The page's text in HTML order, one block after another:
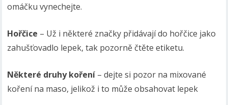
omáčku vynechejte.
Hořčice – Už i některé značky přidávají do hořčice jako
zahušťovadlo lepek, tak pozorně čtěte etiketu.
Některé druhy koření – dejte si pozor na mixované
koření na maso, jelikož i to může obsahovat lepek